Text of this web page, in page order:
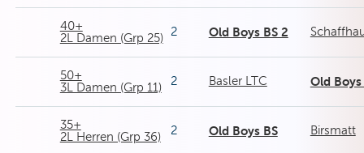
40+
2L Damen (Grp 25)
2 Old Boys BS 2
50+
3L Damen (Grp 11)
2 Basler LTC Old Boys
35+
2L Herren (Grp 36)
2 Old Boys BS Birsmatt